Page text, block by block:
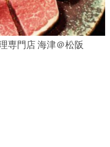
専門店 海津＠松阪